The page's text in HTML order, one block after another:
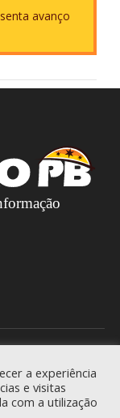
avanço
a experiência
e visitas
com a utilização